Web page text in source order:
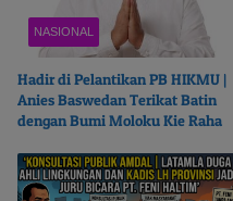
NASIONAL
Hadir di Pelantikan PB HIKMU |
Anies Baswedan Terikat Batin
dengan Bumi Moloku Kie Raha